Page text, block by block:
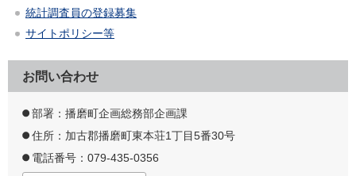
統計調査員の登録募集
サイトポリシー等
お問い合わせ
部署：播磨町企画総務部企画課
住所：加古郡播磨町東本荘1丁目5番30号
電話番号：079-435-0356